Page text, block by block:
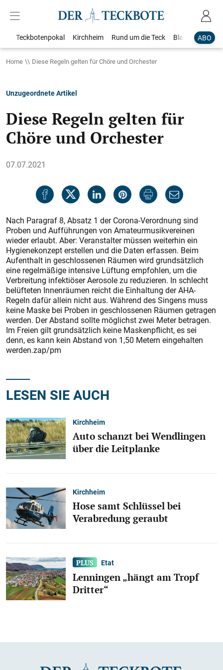
ABO
Teckbotenpokal Kirchheim Rund um die Teck Blaulicht
Home Diese Regeln gelten für Chöre und Orchester
Unzugeordnete Artikel
Diese Regeln gelten für
Chöre und Orchester
07.07.2021
Nach Paragraf 8, Absatz 1 der Corona-Verordnung sind
Proben und Aufführungen von Amateurmusikvereinen
wieder erlaubt. Aber: Veranstalter müssen weiterhin ein
Hygienekonzept erstellen und die Daten erfassen. Beim
Aufenthalt in geschlossenen Räumen wird grundsätzlich
eine regelmäßige intensive Lüftung empfohlen, um die
Verbreitung infektiöser Aerosole zu reduzieren. In schlecht
belüfteten Innenräumen reicht die Einhaltung der AHA-
Regeln dafür allein nicht aus. Während des Singens muss
keine Maske bei Proben in geschlossenen Räumen getragen
werden. Der Abstand sollte möglichst zwei Meter betragen.
Im Freien gilt grundsätzlich keine Maskenpflicht, es sei
denn, es kann kein Abstand von 1,50 Metern eingehalten
werden.zap/pm
LESEN SIE AUCH
Kirchheim
Auto schanzt bei Wendlingen
über die Leitplanke
Kirchheim
Hose samt Schlüssel bei
Verabredung geraubt
Etat
Lenningen „hängt am Tropf
Dritter“